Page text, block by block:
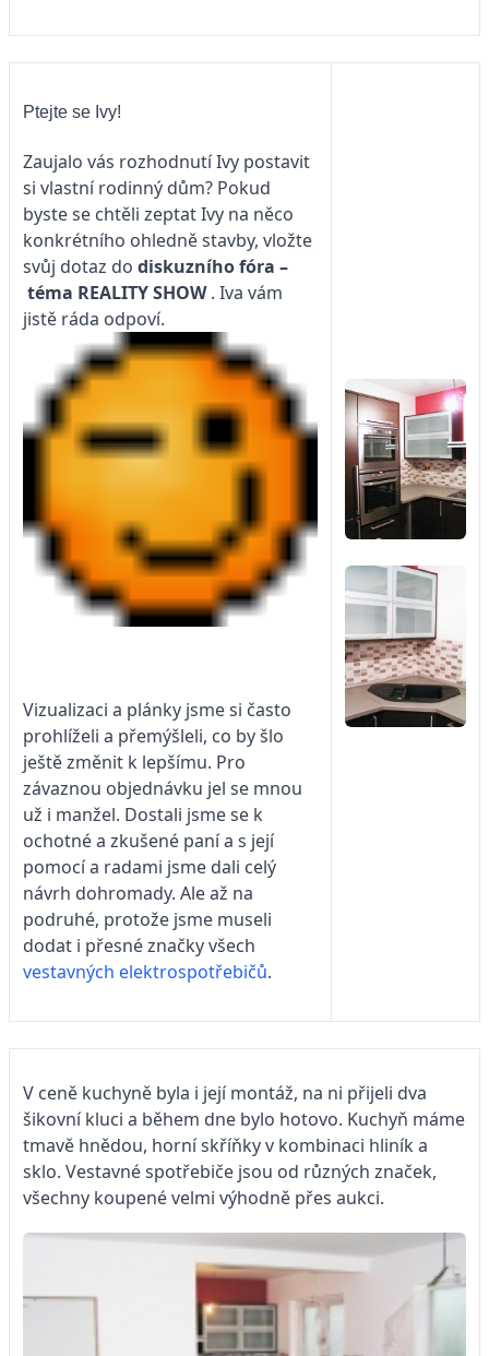
Ptejte se Ivy!
Zaujalo vás rozhodnutí Ivy postavit
si vlastní rodinný dům? Pokud
byste se chtěli zeptat Ivy na něco
konkrétního ohledně stavby, vložte
svůj dotaz do diskuzního fóra –
téma REALITY SHOW. Iva vám
jistě ráda odpoví.
Vizualizaci a plánky jsme si často
prohlíželi a přemýšleli, co by šlo
ještě změnit k lepšímu. Pro
závaznou objednávku jel se mnou
už i manžel. Dostali jsme se k
ochotné a zkušené paní a s její
pomocí a radami jsme dali celý
návrh dohromady. Ale až na
podruhé, protože jsme museli
dodat i přesné značky všech
vestavných elektrospotřebičů.
V ceně kuchyně byla i její montáž, na ni přijeli dva
šikovní kluci a během dne bylo hotovo. Kuchyň máme
tmavě hnědou, horní skříňky v kombinaci hliník a
sklo. Vestavné spotřebiče jsou od různých značek,
všechny koupené velmi výhodně přes aukci.